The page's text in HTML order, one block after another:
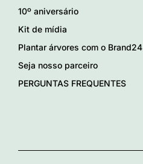
10º aniversário
Kit de mídia
Plantar árvores com o Brand24
Seja nosso parceiro
PERGUNTAS FREQUENTES